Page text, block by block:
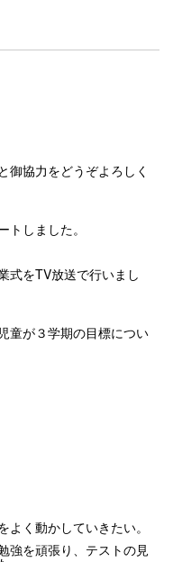
御協力をどうぞよろしく
しました。
式をTV放送で行いまし
童が３学期の目標につい
く動かしていきたい。
強を頑張り、テストの見